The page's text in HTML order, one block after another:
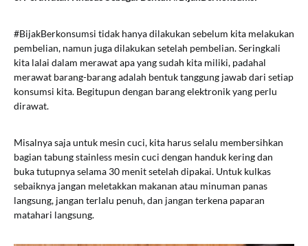
#BijakBerkonsumsi tidak hanya dilakukan sebelum kita melakukan
pembelian, namun juga dilakukan setelah pembelian. Seringkali
kita lalai dalam merawat apa yang sudah kita miliki, padahal
merawat barang-barang adalah bentuk tanggung jawab dari setiap
konsumsi kita. Begitupun dengan barang elektronik yang perlu
dirawat.
Misalnya saja untuk mesin cuci, kita harus selalu membersihkan
bagian tabung stainless mesin cuci dengan handuk kering dan
buka tutupnya selama 30 menit setelah dipakai. Untuk kulkas
sebaiknya jangan meletakkan makanan atau minuman panas
langsung, jangan terlalu penuh, dan jangan terkena paparan
matahari langsung.